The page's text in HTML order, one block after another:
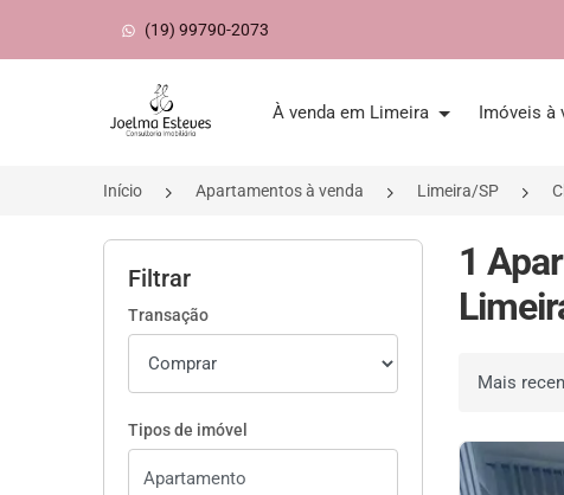
(19) 99790-2073
Página inicial
À venda em Limeira Imóveis à
Início Apartamentos à venda Limeira/SP
Filtrar
Transação
Tipos de imóvel
1
Ordenar por